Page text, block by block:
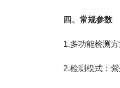
四、常规参数
1.多功能检测
2.检测模式：